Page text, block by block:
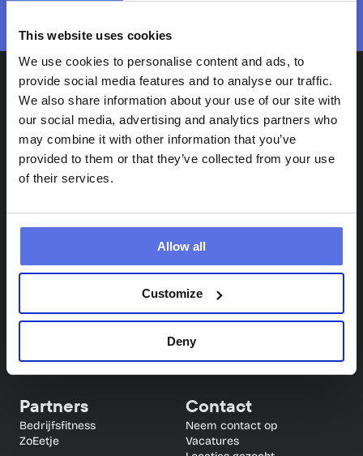
This website uses cookies
We use cookies to personalise content and ads, to
provide social media features and to analyse our traffic.
We also share information about your use of our site with
our social media, advertising and analytics partners who
may combine it with other information that you’ve
provided to them or that they’ve collected from your use
of their services.
Allow all
Customize
Deny
Circle Fit
Circuittraining
Samen sporten (4 weken
gratis)
Veelgestelde vragen
Blog
App
Partners
Bedrijfsfitness
ZoEetje
Contact
Neem contact op
Vacatures